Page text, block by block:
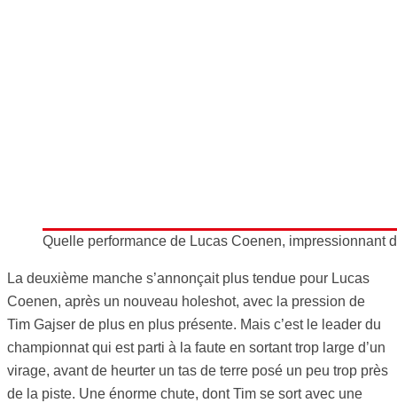
Quelle performance de Lucas Coenen, impressionnant
La deuxième manche s’annonçait plus tendue pour Lucas
Coenen, après un nouveau holeshot, avec la pression de
Tim Gajser de plus en plus présente. Mais c’est le leader du
championnat qui est parti à la faute en sortant trop large d’un
virage, avant de heurter un tas de terre posé un peu trop près
de la piste. Une énorme chute, dont Tim se sort avec une